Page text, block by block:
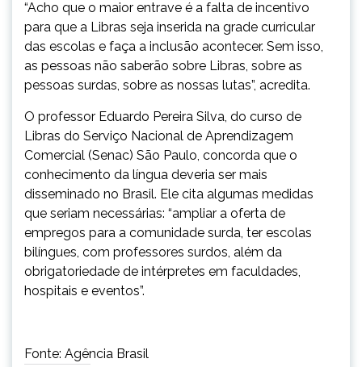
“Acho que o maior entrave é a falta de incentivo
para que a Libras seja inserida na grade curricular
das escolas e faça a inclusão acontecer. Sem isso,
as pessoas não saberão sobre Libras, sobre as
pessoas surdas, sobre as nossas lutas”, acredita.
O professor Eduardo Pereira Silva, do curso de
Libras do Serviço Nacional de Aprendizagem
Comercial (Senac) São Paulo, concorda que o
conhecimento da língua deveria ser mais
disseminado no Brasil. Ele cita algumas medidas
que seriam necessárias: “ampliar a oferta de
empregos para a comunidade surda, ter escolas
bilíngues, com professores surdos, além da
obrigatoriedade de intérpretes em faculdades,
hospitais e eventos”.
Fonte: Agência Brasil